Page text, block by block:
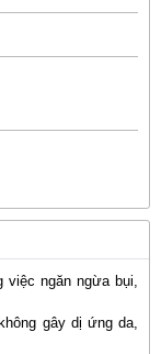
ngăn ngừa bụi,
gây dị ứng da,